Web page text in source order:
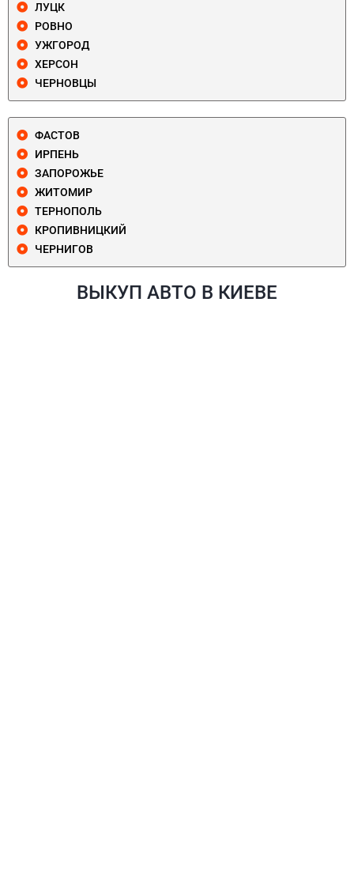
ЛУЦК
РОВНО
УЖГОРОД
ХЕРСОН
ЧЕРНОВЦЫ
ФАСТОВ
ИРПЕНЬ
ЗАПОРОЖЬЕ
ЖИТОМИР
ТЕРНОПОЛЬ
КРОПИВНИЦКИЙ
ЧЕРНИГОВ
ВЫКУП АВТО В КИЕВЕ